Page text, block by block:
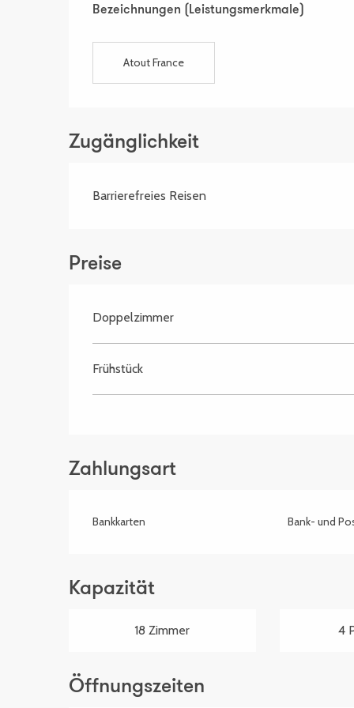
Bezeichnungen (Leistungsmerkmale)
Bezeichnungen (Leistungsmerkmale)
Atout France
Zugänglichkeit
Barrierefreies Reisen
Preise
Doppelzimmer
Frühstück
Zahlungsart
Bankkarten Bank- und
Kapazität
18 Zimmer 4
Öffnungszeiten